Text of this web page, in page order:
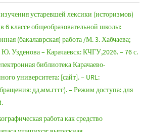
устаревшей лексики (историзмов)
6 классе общеобразовательной школы:
(бакалаврская) работа /М. 3. Хабчаева;
Узденова – Карачаевск: КЧГУ,2026. – 76 с.
библиотека Карачаево-
университета: [сайт]. – URL:
дд.мм.гггг). – Режим доступа: для
работа как средство